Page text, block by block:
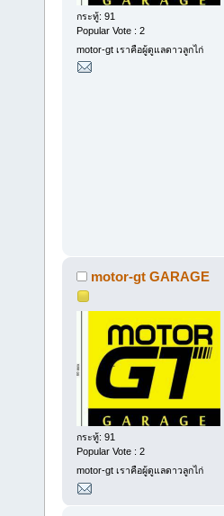
กระทู้: 91
Popular Vote : 2
motor-gt เราคือผู้ดูแลดาวลูกไก่
motor-gt GARAGE
กระทู้: 91
Popular Vote : 2
motor-gt เราคือผู้ดูแลดาวลูกไก่